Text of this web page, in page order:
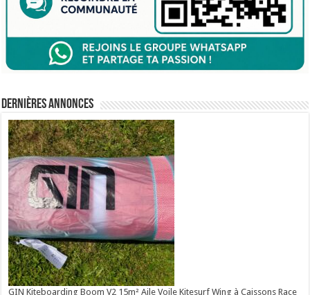
Dernières annonces
GIN Kiteboarding Boom V2 15m² Aile Voile Kitesurf Wing à Caissons Race